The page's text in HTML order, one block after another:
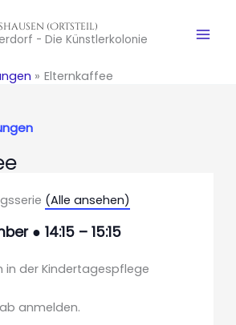
(Ortsteil)
- Die Künstlerkolonie
Elternkaffee
(Alle ansehen)
●14:15 –15:15
in der Kindertagespflege
anmelden.